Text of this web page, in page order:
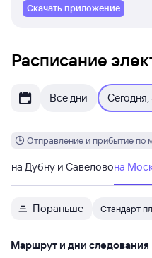
Скачать приложение
Расписание
Все дни Сегодня,
Отправление и прибытие по
на Дубну и Савеловона
Пораньше Стандарт
Маршрут и дни следования